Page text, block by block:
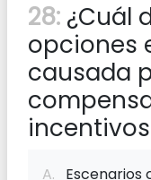
28: ¿Cuál
opciones
causada
A. Escenarios